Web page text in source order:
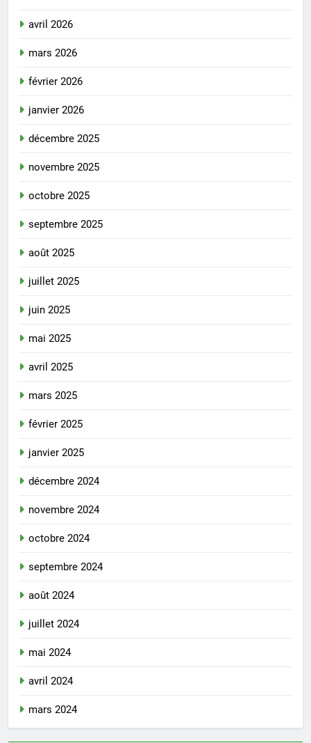
avril 2026
mars 2026
février 2026
janvier 2026
décembre 2025
novembre 2025
octobre 2025
septembre 2025
août 2025
juillet 2025
juin 2025
mai 2025
avril 2025
mars 2025
février 2025
janvier 2025
décembre 2024
novembre 2024
octobre 2024
septembre 2024
août 2024
juillet 2024
mai 2024
avril 2024
mars 2024